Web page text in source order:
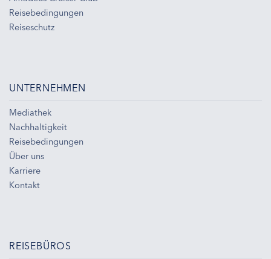
Reisebedingungen
Reiseschutz
UNTERNEHMEN
Mediathek
Nachhaltigkeit
Reisebedingungen
Über uns
Karriere
Kontakt
REISEBÜROS